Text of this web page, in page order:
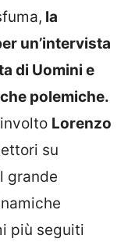
la
un’intervista
di Uomini e
polemiche.
Lorenzo
su
grande
più seguiti